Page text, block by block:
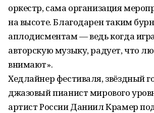
оркестр, сама организация
на высоте. Благодарен таким
аплодисментам — ведь когда
авторскую музыку, радует, что
внимают».
Хедлайнер фестиваля, звёздный
джазовый пианист мирового
артист России Даниил Крамер